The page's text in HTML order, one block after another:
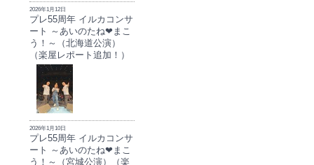
2026年1月12日
プレ55周年 イルカコンサ
ート ～あいのたね❤まこ
う！～（北海道公演）
（楽屋レポート追加！）
2026年1月10日
プレ55周年 イルカコンサ
ート ～あいのたね❤まこ
う！～（宮城公演）（楽